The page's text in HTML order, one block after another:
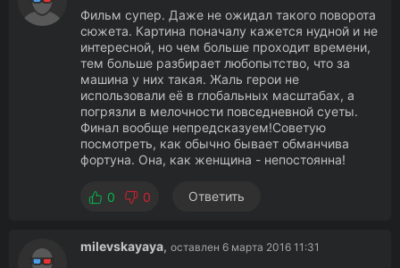
Фильм супер. Даже не ожидал такого поворота
сюжета. Картина поначалу кажется нудной и не
интересной, но чем больше проходит времени,
тем больше разбирает любопытство, что за
машина у них такая. Жаль герои не
использовали её в глобальных масштабах, а
погрязли в мелочности повседневной суеты.
Финал вообще непредсказуем!Советую
посмотреть, как обычно бывает обманчива
фортуна. Она, как женщина - непостоянна!
0 0 Ответить
milevskayaya, оставлен 6 марта 2016 11:31